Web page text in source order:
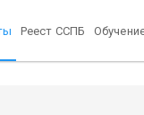
Реест ССПБ